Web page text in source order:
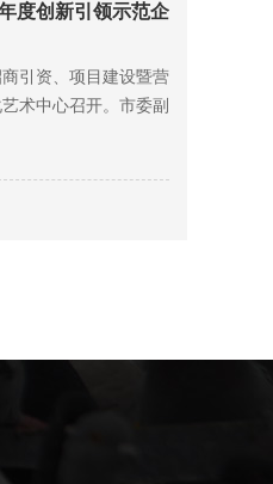
度创新引领示范企
引资、项目建设暨营
术中心召开。市委副
讲话。市委副书记孟